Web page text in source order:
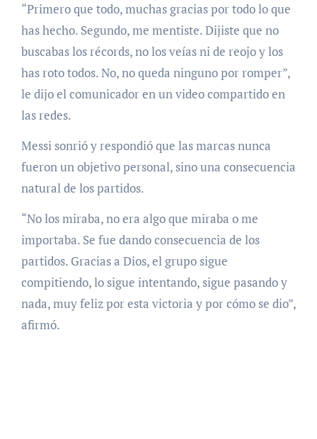
“Primero que todo, muchas gracias por todo lo que
has hecho. Segundo, me mentiste. Dijiste que no
buscabas los récords, no los veías ni de reojo y los
has roto todos. No, no queda ninguno por romper”,
le dijo el comunicador en un video compartido en
las redes.
Messi sonrió y respondió que las marcas nunca
fueron un objetivo personal, sino una consecuencia
natural de los partidos.
“No los miraba, no era algo que miraba o me
importaba. Se fue dando consecuencia de los
partidos. Gracias a Dios, el grupo sigue
compitiendo, lo sigue intentando, sigue pasando y
nada, muy feliz por esta victoria y por cómo se dio”,
afirmó.